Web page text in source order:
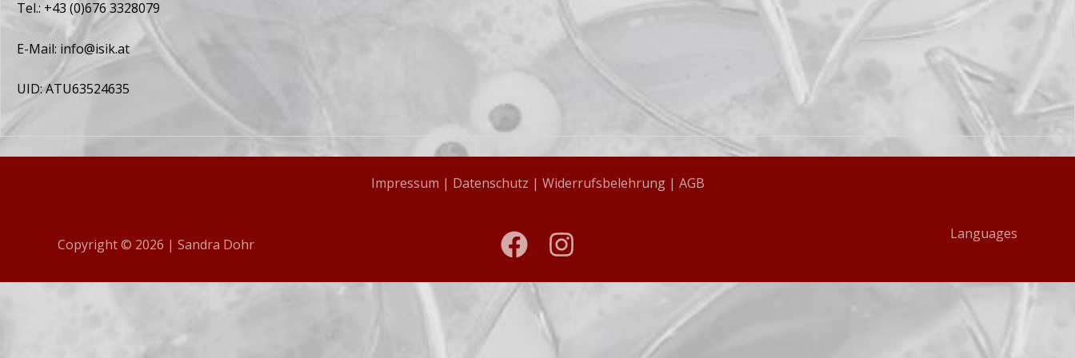
Tel.: +43 (0)676 3328079
E-Mail: info@isik.at
UID: ATU63524635
Impressum | Datenschutz | Widerrufsbelehrung | AGB
Copyright © 2026 | Sandra Dohr
Languages